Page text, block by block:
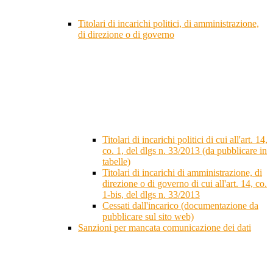
Titolari di incarichi politici, di amministrazione,
di direzione o di governo
Titolari di incarichi politici di cui all'art. 14,
co. 1, del dlgs n. 33/2013 (da pubblicare in
tabelle)
Titolari di incarichi di amministrazione, di
direzione o di governo di cui all'art. 14, co.
1-bis, del dlgs n. 33/2013
Cessati dall'incarico (documentazione da
pubblicare sul sito web)
Sanzioni per mancata comunicazione dei dati